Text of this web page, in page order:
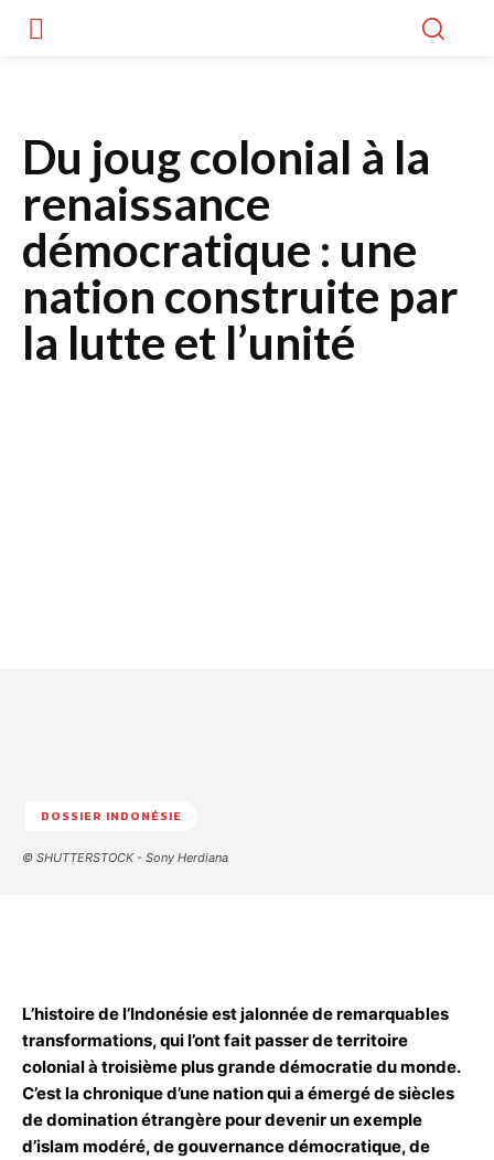
Du joug colonial à la
renaissance
démocratique : une
nation construite par
la lutte et l’unité
DOSSIER INDONÉSIE
© SHUTTERSTOCK - Sony Herdiana
L’histoire de l’Indonésie est jalonnée de remarquables
transformations, qui l’ont fait passer de territoire
colonial à troisième plus grande démocratie du monde.
C’est la chronique d’une nation qui a émergé de siècles
de domination étrangère pour devenir un exemple
d’islam modéré, de gouvernance démocratique, de